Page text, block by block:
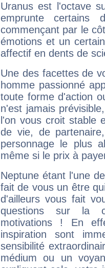
Uranus est l'octave
emprunte
commençant par le
émotions et un
affectif en dents de
Une des facettes de
homme passionné
toute forme d'action
n'est jamais
l'on vous croit stable
de vie, de
personnage le plus
même si le prix à
Neptune étant l'une
fait de vous un être
d'ailleurs vous fait
questions sur la
motivations ! En
inspiration sont
sensibilité
médium ou un